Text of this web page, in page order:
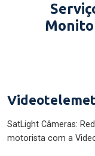
SatLight Câmeras:
motorista com a